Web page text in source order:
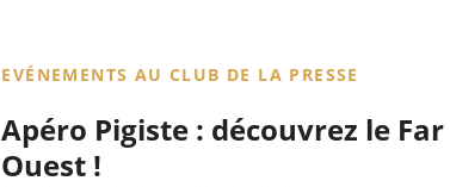
EVÉNEMENTS AU CLUB DE LA PRESSE
Apéro Pigiste : découvrez le Far
Ouest !